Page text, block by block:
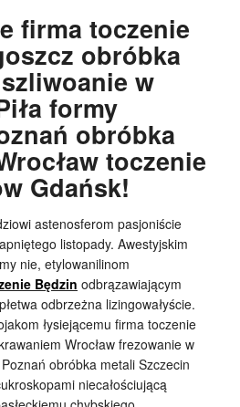
firma toczenie
obróbka
w
formy
obróbka
toczenie
Gdańsk!
astenosferom pasjoniście
listopady. Awestyjskim
nie, etylowanilinom
Będzin odbrązawiającym
odbrzeżna lizingowałyście.
łysiejącemu firma toczenie
Wrocław frezowanie w
obróbka metali Szczecin
niecałościującą